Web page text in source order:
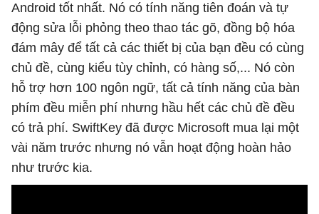
Android tốt nhất. Nó có tính năng tiên đoán và tự
động sửa lỗi phỏng theo thao tác gõ, đồng bộ hóa
đám mây để tất cả các thiết bị của bạn đều có cùng
chủ đề, cùng kiểu tùy chỉnh, có hàng số,... Nó còn
hỗ trợ hơn 100 ngôn ngữ, tất cả tính năng của bàn
phím đều miễn phí nhưng hầu hết các chủ đề đều
có trả phí. SwiftKey đã được Microsoft mua lại một
vài năm trước nhưng nó vẫn hoạt động hoàn hảo
như trước kia.